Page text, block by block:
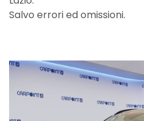
Salvo errori ed omissioni.